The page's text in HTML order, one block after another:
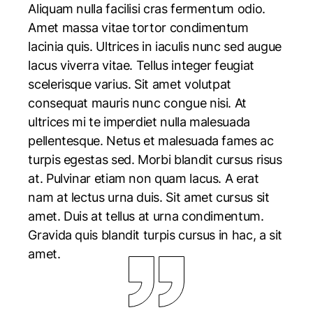
Aliquam nulla facilisi cras fermentum odio.
Amet massa vitae tortor condimentum
lacinia quis. Ultrices in iaculis nunc sed augue
lacus viverra vitae. Tellus integer feugiat
scelerisque varius. Sit amet volutpat
consequat mauris nunc congue nisi. At
ultrices mi te imperdiet nulla malesuada
pellentesque. Netus et malesuada fames ac
turpis egestas sed. Morbi blandit cursus risus
at. Pulvinar etiam non quam lacus. A erat
nam at lectus urna duis. Sit amet cursus sit
amet. Duis at tellus at urna condimentum.
Gravida quis blandit turpis cursus in hac, a sit
amet.